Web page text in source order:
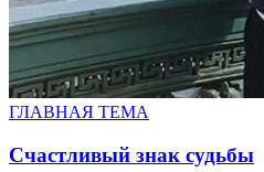
ГЛАВНАЯ ТЕМА
Счастливый знак судьбы